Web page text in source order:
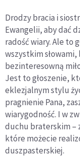
Drodzy bracia i
Ewangelii, aby dać
radość wiary. Ale to
wszystkim
bezinteresowną
Jest to głoszenie,
eklezjalnym stylu
pragnienie Pana,
wiarygodność. I w
duchu braterskim –
które możecie
duszpasterskiej.